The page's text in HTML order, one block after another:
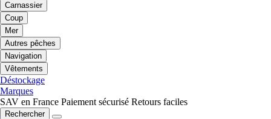
Carnassier
Coup
Mer
Autres pêches
Navigation
Vêtements
Déstockage
Marques
SAV en France Paiement sécurisé Retours faciles
Rechercher